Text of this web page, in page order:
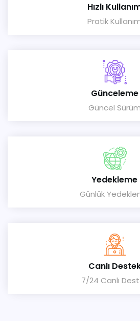
Hızlı
Pratik
Günceleme
Güncel Sürüm
Yedekleme
Günlük
Canlı
7/24 Canlı